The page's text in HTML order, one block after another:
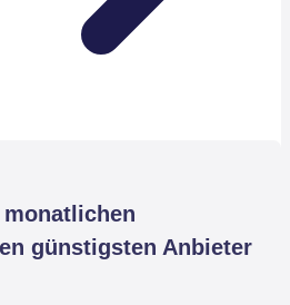
günstigsten Anbieter